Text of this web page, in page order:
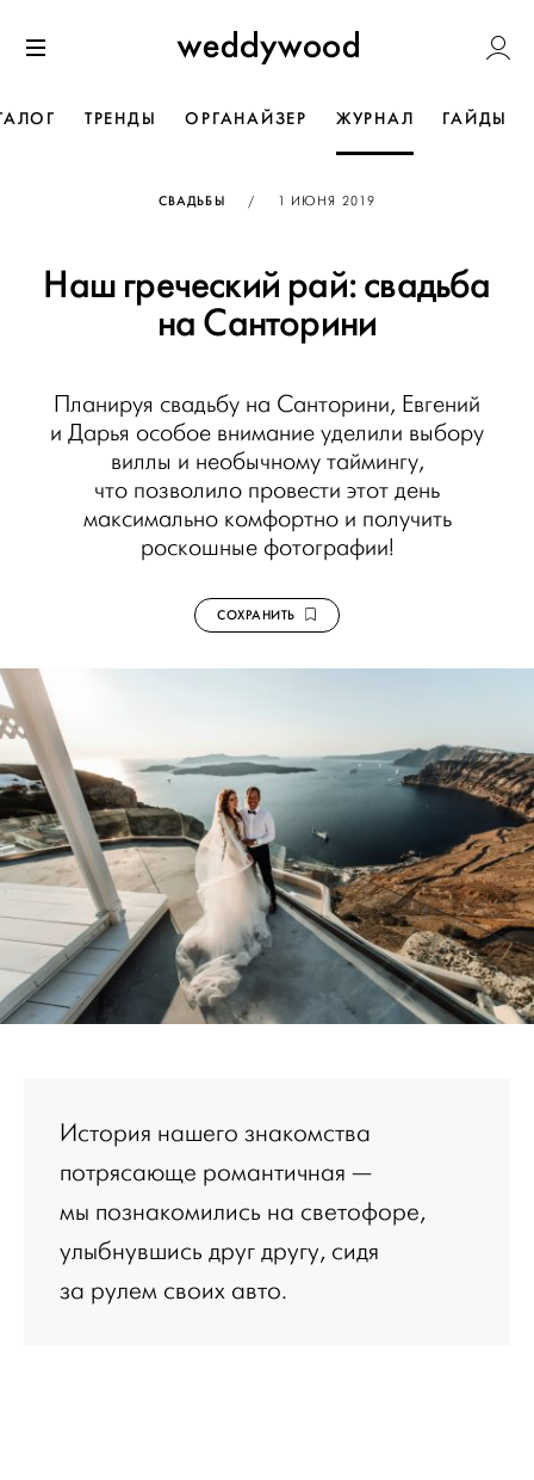
к содержанию
Weddywood
ТРЕНДЫ ОРГАНАЙЗЕР ЖУРНАЛ ГАЙДЫ
СВАДЬБЫ / ОПУБЛИКОВАНО
1 ИЮНЯ 2019
Наш греческий рай: свадьба
на Санторини
Планируя свадьбу на Санторини, Евгений
и Дарья особое внимание уделили выбору
виллы и необычному таймингу,
что позволило провести этот день
максимально комфортно и получить
роскошные фотографии!
СОХРАНИТЬ
История нашего знакомства
потрясающе романтичная —
мы познакомились на светофоре,
улыбнувшись друг другу, сидя
за рулем своих авто.